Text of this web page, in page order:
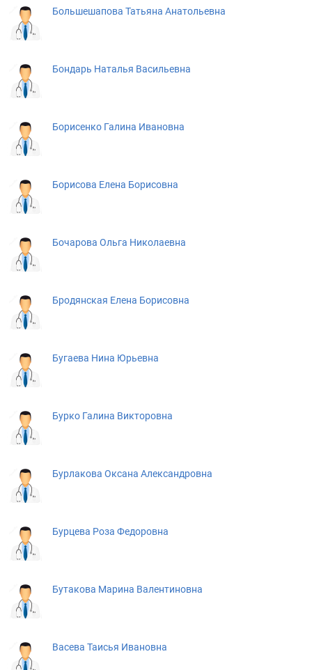
Большешапова Татьяна Анатольевна
Бондарь Наталья Васильевна
Борисенко Галина Ивановна
Борисова Елена Борисовна
Бочарова Ольга Николаевна
Бродянская Елена Борисовна
Бугаева Нина Юрьевна
Бурко Галина Викторовна
Бурлакова Оксана Александровна
Бурцева Роза Федоровна
Бутакова Марина Валентиновна
Васева Таисья Ивановна